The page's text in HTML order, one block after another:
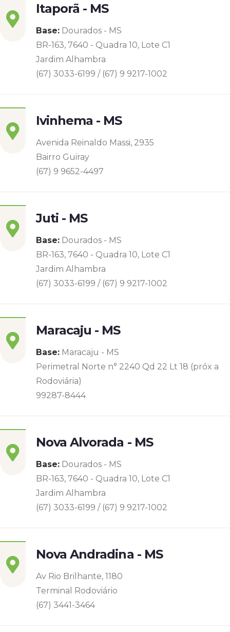
Itaporã - MS
Base: Dourados - MS
BR-163, 7640 - Quadra 10, Lote C1
Jardim Alhambra
(67) 3033-6199 / (67) 9 9217-1002
Ivinhema - MS
Avenida Reinaldo Massi, 2935
Bairro Guiray
(67) 9 9652-4497
Juti - MS
Base: Dourados - MS
BR-163, 7640 - Quadra 10, Lote C1
Jardim Alhambra
(67) 3033-6199 / (67) 9 9217-1002
Maracaju - MS
Base: Maracaju - MS
Perimetral Norte n° 2240 Qd 22 Lt 18 (próx a
Rodoviária)
99287-8444
Nova Alvorada - MS
Base: Dourados - MS
BR-163, 7640 - Quadra 10, Lote C1
Jardim Alhambra
(67) 3033-6199 / (67) 9 9217-1002
Nova Andradina - MS
Av Rio Brilhante, 1180
Terminal Rodoviário
(67) 3441-3464